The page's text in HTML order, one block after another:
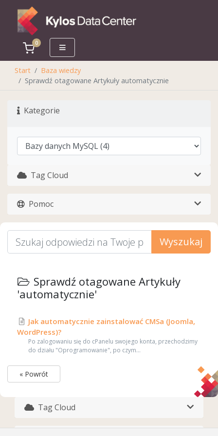
0
Koszyk
Start
Baza wiedzy
Sprawdź otagowane Artykuły automatycznie
Kategorie
Tag Cloud
Pomoc
Wyszukaj
Sprawdź otagowane Artykuły
'automatycznie'
Jak automatycznie zainstalować CMSa (Joomla,
WordPress)?
Po zalogowaniu się do cPanelu swojego konta, przechodzimy
do działu "Oprogramowanie", po czym...
« Powrót
Tag Cloud